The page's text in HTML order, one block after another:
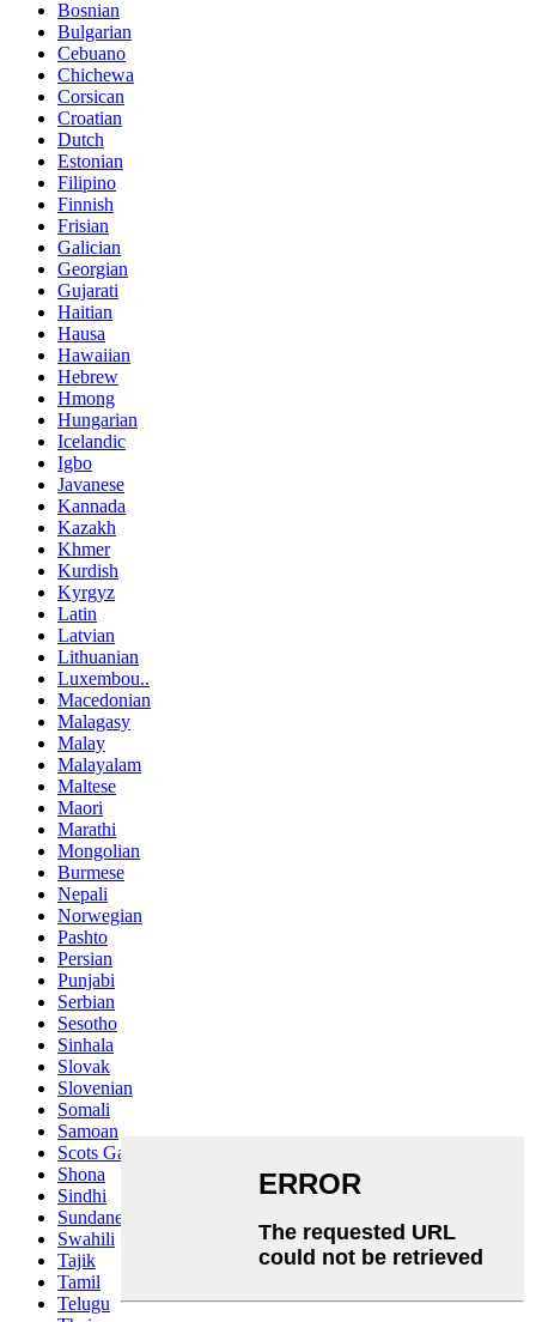
Bosnian
Bulgarian
Cebuano
Chichewa
Corsican
Croatian
Dutch
Estonian
Filipino
Finnish
Frisian
Galician
Georgian
Gujarati
Haitian
Hausa
Hawaiian
Hebrew
Hmong
Hungarian
Icelandic
Igbo
Javanese
Kannada
Kazakh
Khmer
Kurdish
Kyrgyz
Latin
Latvian
Lithuanian
Luxembou..
Macedonian
Malagasy
Malay
Malayalam
Maltese
Maori
Marathi
Mongolian
Burmese
Nepali
Norwegian
Pashto
Persian
Punjabi
Serbian
Sesotho
Sinhala
Slovak
Slovenian
Somali
Samoan
Scots Gaelic
Shona
Sindhi
Sundanese
Swahili
Tajik
Tamil
Telugu